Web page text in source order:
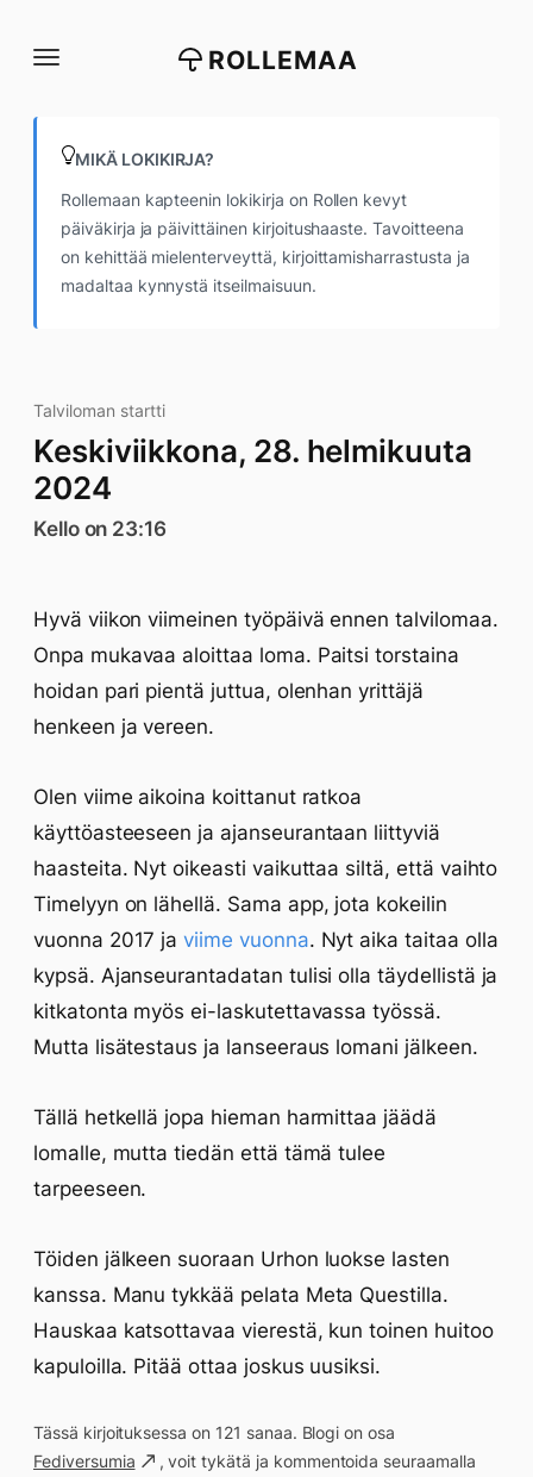
suoraan
ROLLEMAA
MIKÄ LOKIKIRJA?
Rollemaan kapteenin lokikirja on Rollen kevyt
päiväkirja ja päivittäinen kirjoitushaaste. Tavoitteena
on kehittää mielenterveyttä, kirjoittamisharrastusta ja
madaltaa kynnystä itseilmaisuun.
Talviloman startti
Keskiviikkona, 28. helmikuuta
2024
Kello on 23:16
Hyvä viikon viimeinen työpäivä ennen talvilomaa.
Onpa mukavaa aloittaa loma. Paitsi torstaina
hoidan pari pientä juttua, olenhan yrittäjä
henkeen ja vereen.
Olen viime aikoina koittanut ratkoa
käyttöasteeseen ja ajanseurantaan liittyviä
haasteita. Nyt oikeasti vaikuttaa siltä, että vaihto
Timelyyn on lähellä. Sama app, jota kokeilin
vuonna 2017 javiime vuonna. Nyt aika taitaa olla
kypsä. Ajanseurantadatan tulisi olla täydellistä ja
kitkatonta myös ei-laskutettavassa työssä.
Mutta lisätestaus ja lanseeraus lomani jälkeen.
Tällä hetkellä jopa hieman harmittaa jäädä
lomalle, mutta tiedän että tämä tulee
tarpeeseen.
Töiden jälkeen suoraan Urhon luokse lasten
kanssa. Manu tykkää pelata Meta Questilla.
Hauskaa katsottavaa vierestä, kun toinen huitoo
kapuloilla. Pitää ottaa joskus uusiksi.
Tässä kirjoituksessa on 121 sanaa. Blogi on osa
Fediversumia
, voit tykätä ja kommentoida seuraamalla